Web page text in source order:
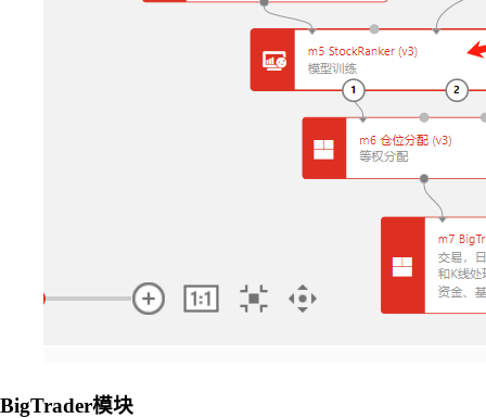
BigTrader模块